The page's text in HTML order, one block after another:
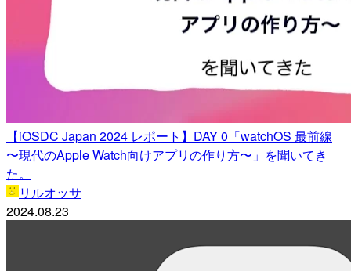
【iOSDC Japan 2024 レポート】DAY 0「watchOS 最前線
〜現代のApple Watch向けアプリの作り方〜」を聞いてき
た。
リルオッサ
2024.08.23